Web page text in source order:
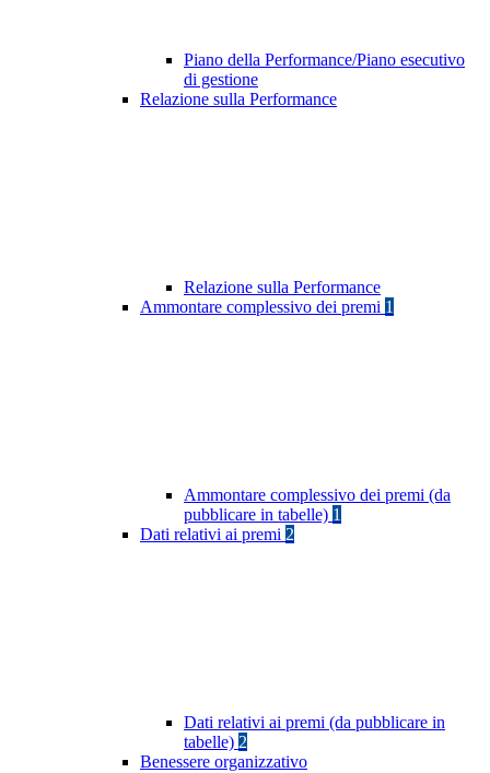
Piano della Performance/Piano esecutivo
di gestione
Relazione sulla Performance
Relazione sulla Performance
Ammontare complessivo dei premi 1
Ammontare complessivo dei premi (da
pubblicare in tabelle) 1
Dati relativi ai premi 2
Dati relativi ai premi (da pubblicare in
tabelle) 2
Benessere organizzativo